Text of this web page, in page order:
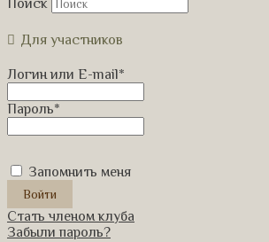
Для участников
Логин или E-mail*
Пароль*
Запомнить меня
Стать членом клуба
Забыли пароль?